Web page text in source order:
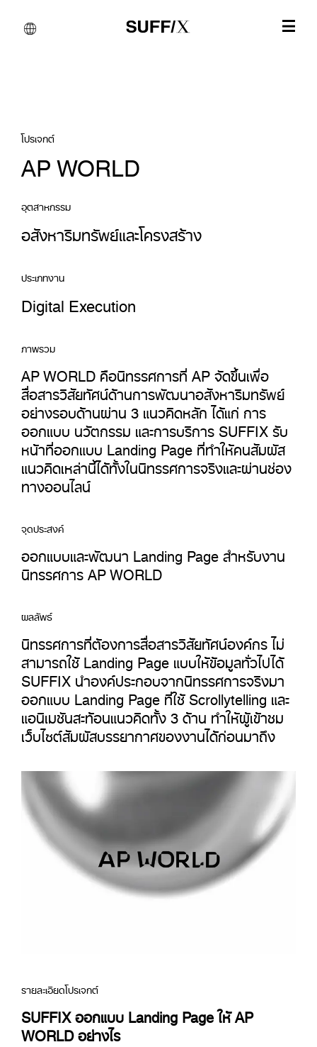
โปรเจกต์
AP WORLD
อุตสาหกรรม
อสังหาริมทรัพย์และโครงสร้าง
ประเภทงาน
Digital Execution
ภาพรวม
AP WORLD คือนิทรรศการที่ AP จัดขึ้นเพื่อ
สื่อสารวิสัยทัศน์ด้านการพัฒนาอสังหาริมทรัพย์
อย่างรอบด้านผ่าน 3 แนวคิดหลัก ได้แก่ การ
ออกแบบ นวัตกรรม และการบริการ SUFFIX รับ
หน้าที่ออกแบบ Landing Page ที่ทำให้คนสัมผัส
แนวคิดเหล่านี้ได้ทั้งในนิทรรศการจริงและผ่านช่อง
ทางออนไลน์
จุดประสงค์
ออกแบบและพัฒนา Landing Page สำหรับงาน
นิทรรศการ AP WORLD
ผลลัพธ์
นิทรรศการที่ต้องการสื่อสารวิสัยทัศน์องค์กร ไม่
สามารถใช้ Landing Page แบบให้ข้อมูลทั่วไปได้
SUFFIX นำองค์ประกอบจากนิทรรศการจริงมา
ออกแบบ Landing Page ที่ใช้ Scrollytelling และ
แอนิเมชันสะท้อนแนวคิดทั้ง 3 ด้าน ทำให้ผู้เข้าชม
เว็บไซต์สัมผัสบรรยากาศของงานได้ก่อนมาถึง
รายละเอียดโปรเจกต์
SUFFIX ออกแบบ Landing Page ให้ AP
WORLD อย่างไร